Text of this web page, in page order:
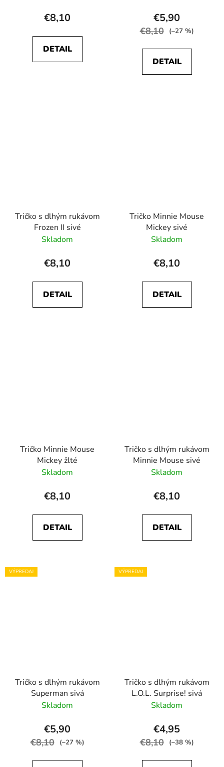
€8,10
DETAIL
€5,90
€8,10 (–27 %)
DETAIL
Tričko s dlhým rukávom
Frozen II sivé
Skladom
€8,10
DETAIL
Tričko Minnie Mouse
Mickey sivé
Skladom
€8,10
DETAIL
Tričko Minnie Mouse
Mickey žlté
Skladom
€8,10
DETAIL
Tričko s dlhým rukávom
Minnie Mouse sivé
Skladom
€8,10
DETAIL
VÝPREDAJ
Tričko s dlhým rukávom
Superman sivá
Skladom
€5,90
€8,10 (–27 %)
VÝPREDAJ
Tričko s dlhým rukávom
L.O.L. Surprise! sivá
Skladom
€4,95
€8,10 (–38 %)